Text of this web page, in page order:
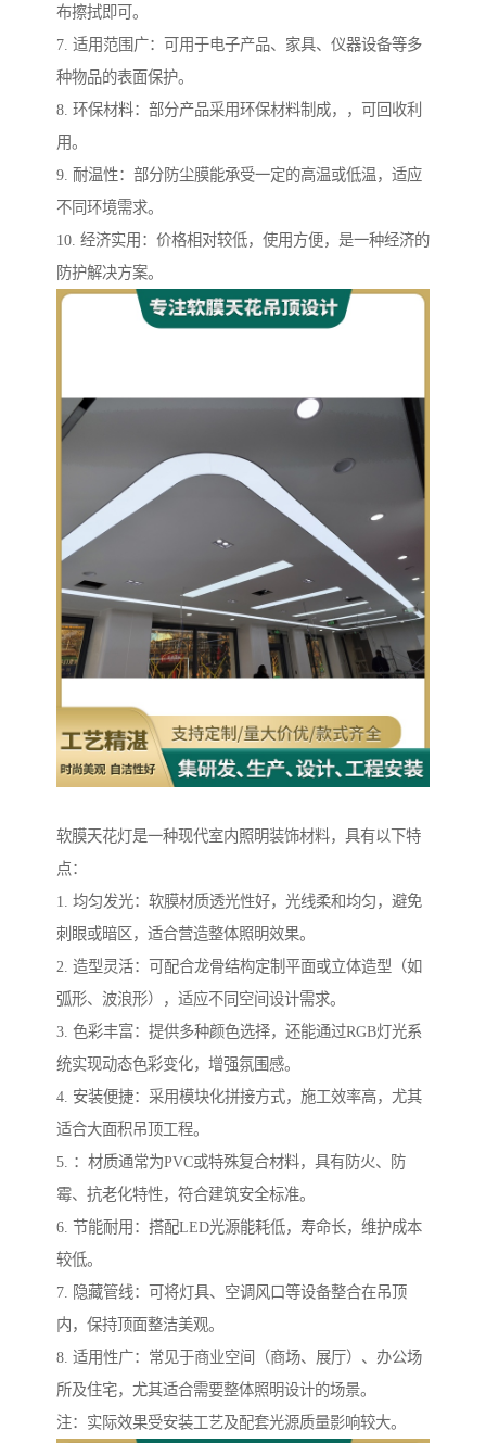
布擦拭即可。
7. 适用范围广：可用于电子产品、家具、仪器设备等多
种物品的表面保护。
8. 环保材料：部分产品采用环保材料制成，，可回收利
用。
9. 耐温性：部分防尘膜能承受一定的高温或低温，适应
不同环境需求。
10. 经济实用：价格相对较低，使用方便，是一种经济的
防护解决方案。
软膜天花灯是一种现代室内照明装饰材料，具有以下特
点：
1. 均匀发光：软膜材质透光性好，光线柔和均匀，避免
刺眼或暗区，适合营造整体照明效果。
2. 造型灵活：可配合龙骨结构定制平面或立体造型（如
弧形、波浪形），适应不同空间设计需求。
3. 色彩丰富：提供多种颜色选择，还能通过RGB灯光系
统实现动态色彩变化，增强氛围感。
4. 安装便捷：采用模块化拼接方式，施工效率高，尤其
适合大面积吊顶工程。
5. ：材质通常为PVC或特殊复合材料，具有防火、防
霉、抗老化特性，符合建筑安全标准。
6. 节能耐用：搭配LED光源能耗低，寿命长，维护成本
较低。
7. 隐藏管线：可将灯具、空调风口等设备整合在吊顶
内，保持顶面整洁美观。
8. 适用性广：常见于商业空间（商场、展厅）、办公场
所及住宅，尤其适合需要整体照明设计的场景。
注：实际效果受安装工艺及配套光源质量影响较大。